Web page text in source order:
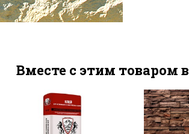
Вместе с этим товаром